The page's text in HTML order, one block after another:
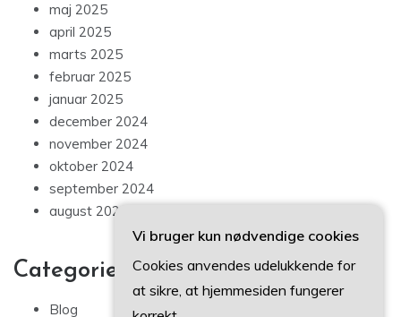
maj 2025
april 2025
marts 2025
februar 2025
januar 2025
december 2024
november 2024
oktober 2024
september 2024
august 2024
Categories
Blog
Vi bruger kun nødvendige cookies
Cookies anvendes udelukkende for
at sikre, at hjemmesiden fungerer